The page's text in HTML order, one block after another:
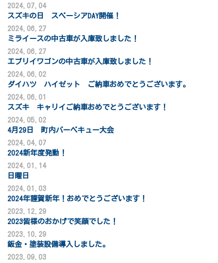
2024.07.04
スズキの日 スペーシアDAY開催！
2024.06.27
ミライースの中古車が入庫致しました！
2024.06.27
エブリイワゴンの中古車が入庫致しました！
2024.06.02
ダイハツ ハイゼット ご納車おめでとうございます。
2024.06.01
スズキ キャリイご納車おめでとうございます！
2024.05.02
4月29日 町内バーベキュー大会
2024.04.07
2024新年度発動！
2024.01.14
日曜日
2024.01.03
2024年謹賀新年！おめでとうございます！
2023.12.29
2023皆様のおかげで笑顔でした！
2023.10.29
鈑金・塗装設備導入しました。
2023.09.03